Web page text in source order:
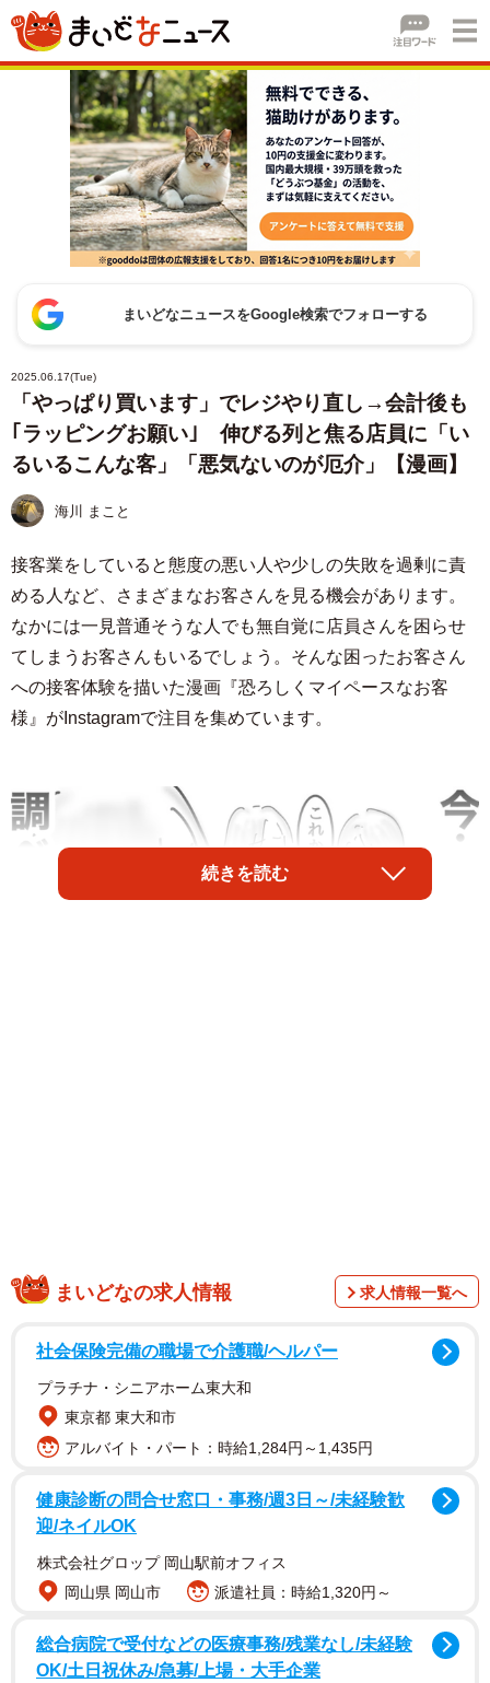
まいどなニュースをGoogle検索でフォローする
2025.06.17(Tue)
「やっぱり買います」でレジやり直し→会計後も
｢ラッピングお願い｣ 伸びる列と焦る店員に「い
るいるこんな客」「悪気ないのが厄介」【漫画】
海川 まこと
接客業をしていると態度の悪い人や少しの失敗を過剰に責
める人など、さまざまなお客さんを見る機会があります。
なかには一見普通そうな人でも無自覚に店員さんを困らせ
てしまうお客さんもいるでしょう。そんな困ったお客さん
への接客体験を描いた漫画『恐ろしくマイペースなお客
様』がInstagramで注目を集めています。
を投稿しているオムニウッチーさんで、なんとご自身の実
体験とのことです。
続きを読む
まいどなの求人情報 求人情報一覧へ
社会保険完備の職場で介護職/ヘルパー
プラチナ・シニアホーム東大和
東京都 東大和市
アルバイト・パート：時給1,284円～1,435円
健康診断の問合せ窓口・事務/週3日～/未経験歓
迎/ネイルOK
株式会社グロップ 岡山駅前オフィス
岡山県 岡山市
派遣社員：時給1,320円～
総合病院で受付などの医療事務/残業なし/未経験
OK/土日祝休み/急募/上場・大手企業